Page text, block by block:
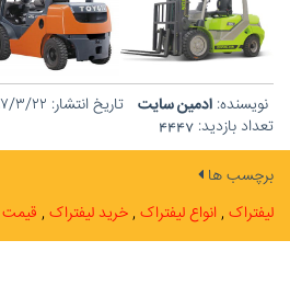
نویسنده: ادمین سایت تاریخ انتشار: ۱۳۹۷/
تعداد بازدید: 4447
برچسب ها
لیفتراک انواع لیفتراک خرید لیفتراک قیمت